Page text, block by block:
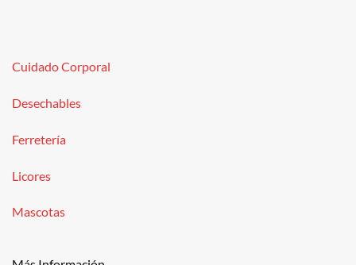
Cuidado Corporal
Desechables
Ferretería
Licores
Mascotas